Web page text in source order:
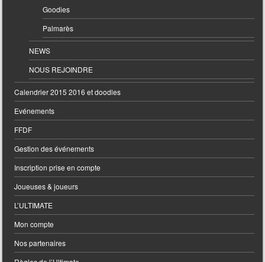
Goodies
Palmarès
NEWS
NOUS REJOINDRE
Calendrier 2015 2016 et doodles
Evénements
FFDF
Gestion des événements
Inscription prise en compte
Joueuses & joueurs
L’ULTIMATE
Mon compte
Nos partenaires